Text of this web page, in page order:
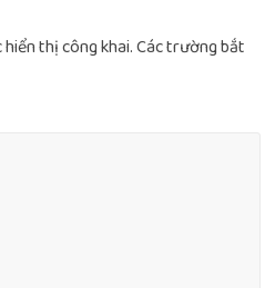
thị công khai.Các trường bắt